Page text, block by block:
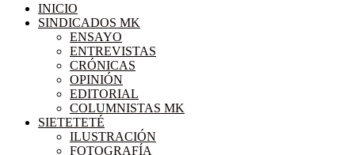
INICIO
SINDICADOS MK
ENSAYO
ENTREVISTAS
CRÓNICAS
OPINIÓN
EDITORIAL
COLUMNISTAS MK
SIETETETÉ
ILUSTRACIÓN
FOTOGRAFÍA